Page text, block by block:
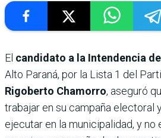
El candidato a la Intendencia
Alto Paraná, por la Lista 1 del
Rigoberto Chamorro, aseguró
trabajar en su campaña electoral
ejecutar en la municipalidad, y no